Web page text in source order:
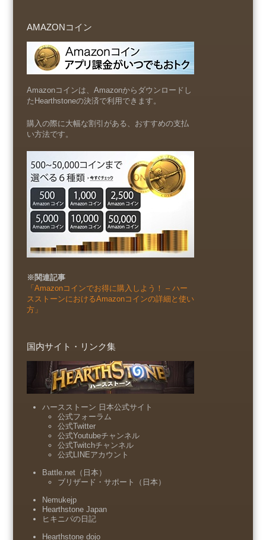
AMAZONコイン
Amazonコインは、Amazonからダウンロードし
たHearthstoneの決済で利用できます。
購入の際に大幅な割引がある、おすすめの支払
い方法です。
※関連記事
「Amazonコインでお得に購入しよう！ – ハー
スストーンにおけるAmazonコインの詳細と使い
方」
国内サイト・リンク集
ハースストーン 日本公式サイト
公式フォーラム
公式Twitter
公式Youtubeチャンネル
公式Twitchチャンネル
公式LINEアカウント
Battle.net（日本）
ブリザード・サポート（日本）
Nemukejp
Hearthstone Japan
ヒキニパの日記
Hearthstone dojo